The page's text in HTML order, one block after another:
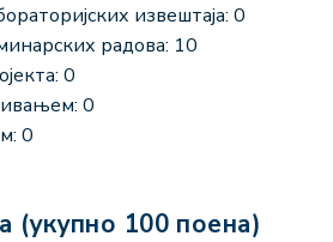
извештаја: 0
радова: 10
0
0
0
(укупно 100 поена)